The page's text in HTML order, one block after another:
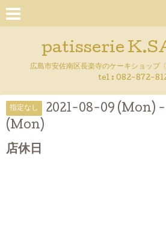
patisserie
広島市安佐南区長楽寺のケーキショップ
tel : 082-872-
指定なし
2021-08-09 (Mon)
(Mon)
店休日